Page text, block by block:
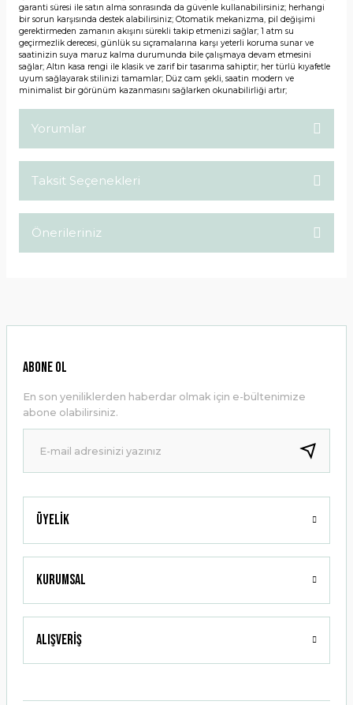
garanti süresi ile satın alma sonrasında da güvenle kullanabilirsiniz; herhangi
bir sorun karşısında destek alabilirsiniz; Otomatik mekanizma, pil değişimi
gerektirmeden zamanın akışını sürekli takip etmenizi sağlar; 1 atm su
geçirmezlik derecesi, günlük su sıçramalarına karşı yeterli koruma sunar ve
saatinizin suya maruz kalma durumunda bile çalışmaya devam etmesini
sağlar; Altın kasa rengi ile klasik ve zarif bir tasarıma sahiptir; her türlü kıyafetle
uyum sağlayarak stilinizi tamamlar; Düz cam şekli, saatin modern ve
minimalist bir görünüm kazanmasını sağlarken okunabilirliği artır;
Yorumlar
Taksit Seçenekleri
Önerileriniz
Ürün resmi kalitesiz, bozuk veya görüntülenemiyor.
Ürün bilgilerinde hatalar bulunuyor.
Ürün fiyatı diğer sitelerden daha pahalı.
Bu ürüne benzer farklı alternatifler olmalı.
Gönder
Üyelik
Kurumsal
Alışveriş
ABONE OL
En son yeniliklerden haberdar olmak için e-bültenimize
abone olabilirsiniz.